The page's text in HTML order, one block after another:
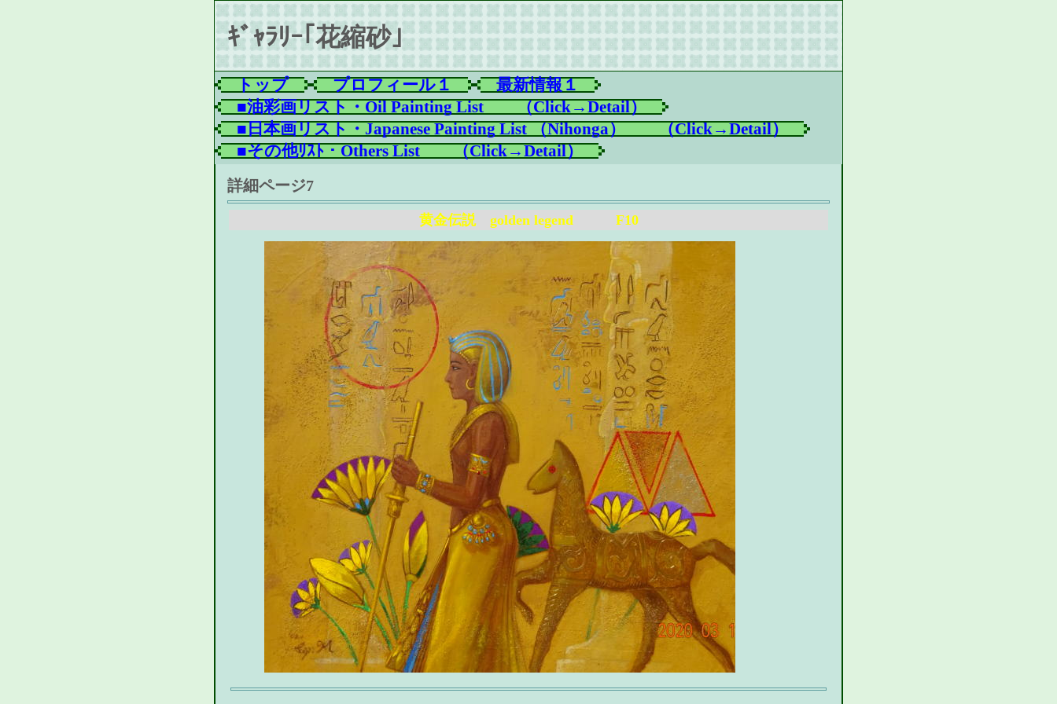
ｷﾞｬﾗﾘｰ｢花縮砂｣
トップ プロフィール１
最新情報１
■油彩画リスト・Oil Painting List　　（Click→Detail）
■日本画リスト・Japanese Painting List （Nihonga）　　（Click→Detail）
■その他ﾘｽﾄ・Others List　　（Click→Detail）
詳細ページ7
黄金伝説 golden legend F10